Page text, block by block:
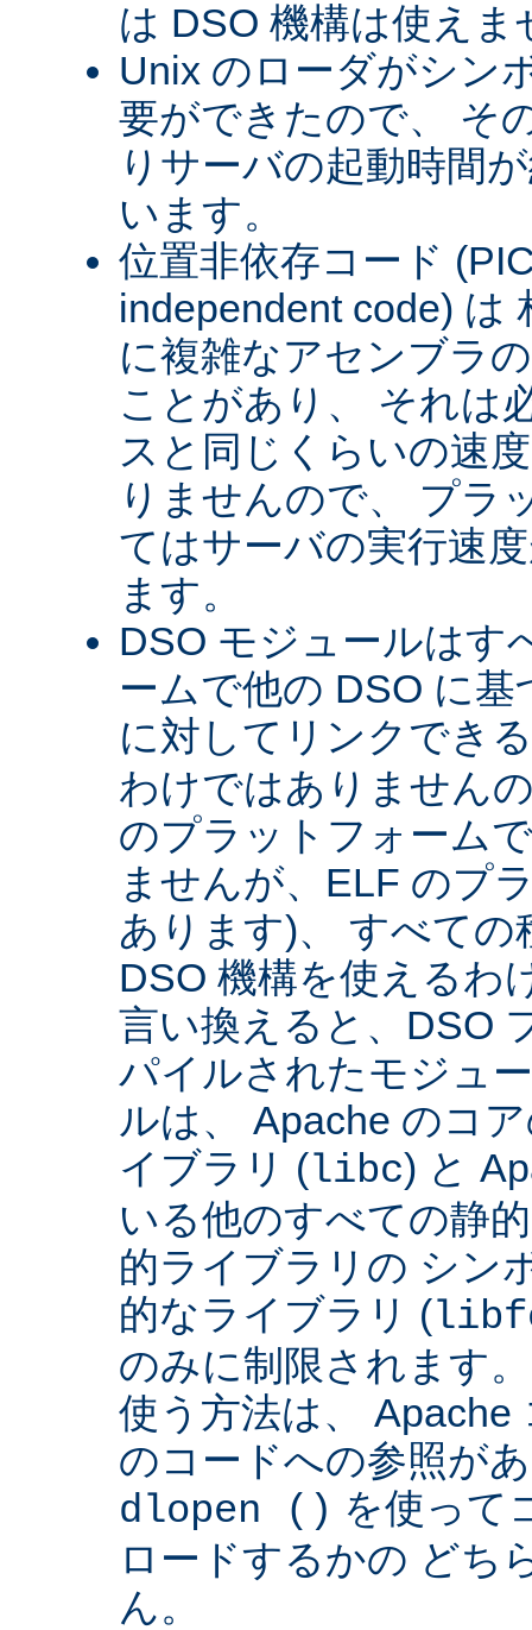
は DSO 機構は使えま
Unix のローダがシン
要ができたので、 そ
りサーバの起動時間
います。
位置非依存コード
independent code) は
に複雑なアセンブラ
ことがあり、 それは
スと同じくらいの速
りませんので、 プラ
てはサーバの実行速
ます。
DSO モジュールはす
ームで他の DSO に
に対してリンクでき
わけではありません
のプラットフォーム
ませんが、ELF のプ
あります)、 すべて
DSO 機構を使えるわ
言い換えると、DSO
パイルされたモジュ
ルは、 Apache のコ
イブラリ (libc) と
いる他のすべての静
的ライブラリの シン
的なライブラリ (
のみに制限されます
使う方法は、 Apache
のコードへの参照が
dlopen () を使って
ロードするかの どち
ん。